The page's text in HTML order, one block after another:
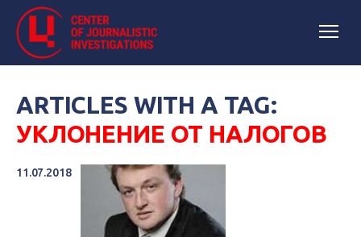
ARTICLES WITH A TAG:
УКЛОНЕНИЕ ОТ НАЛОГОВ
11.07.2018